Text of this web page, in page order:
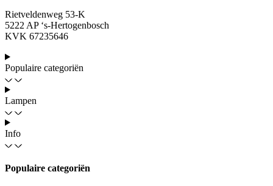
Rietveldenweg 53-K
5222 AP ‘s-Hertogenbosch
KVK 67235646
Populaire categoriën
Lampen
Info
Populaire categoriën